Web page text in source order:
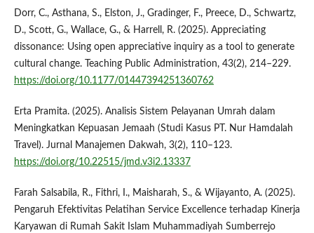
Dorr, C., Asthana, S., Elston, J., Gradinger, F., Preece, D., Schwartz,
D., Scott, G., Wallace, G., & Harrell, R. (2025). Appreciating
dissonance: Using open appreciative inquiry as a tool to generate
cultural change. Teaching Public Administration, 43(2), 214–229.
https://doi.org/10.1177/01447394251360762
Erta Pramita. (2025). Analisis Sistem Pelayanan Umrah dalam
Meningkatkan Kepuasan Jemaah (Studi Kasus PT. Nur Hamdalah
Travel). Jurnal Manajemen Dakwah, 3(2), 110–123.
https://doi.org/10.22515/jmd.v3i2.13337
Farah Salsabila, R., Fithri, I., Maisharah, S., & Wijayanto, A. (2025).
Pengaruh Efektivitas Pelatihan Service Excellence terhadap Kinerja
Karyawan di Rumah Sakit Islam Muhammadiyah Sumberrejo